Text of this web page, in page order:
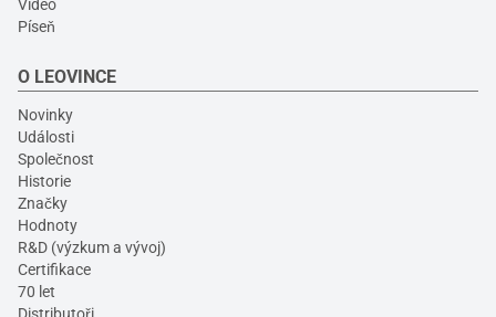
Video
Píseň
O LEOVINCE
Novinky
Události
Společnost
Historie
Značky
Hodnoty
R&D (výzkum a vývoj)
Certifikace
70 let